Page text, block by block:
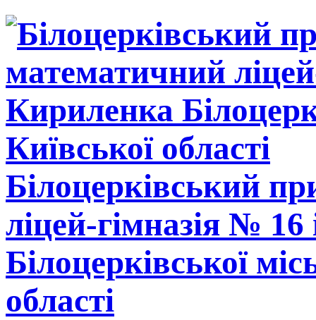
Білоцерківський
ліцей-гімназія №
Білоцерківської
області